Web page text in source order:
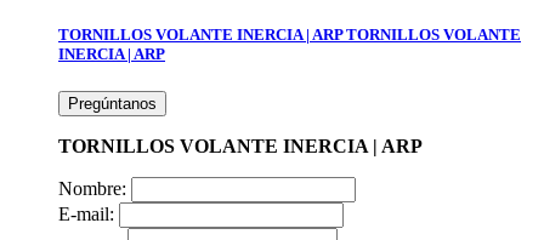
TORNILLOS VOLANTE INERCIA | ARP TORNILLOS VOLANTE
INERCIA | ARP
Pregúntanos
TORNILLOS VOLANTE INERCIA | ARP
Nombre:
E-mail: